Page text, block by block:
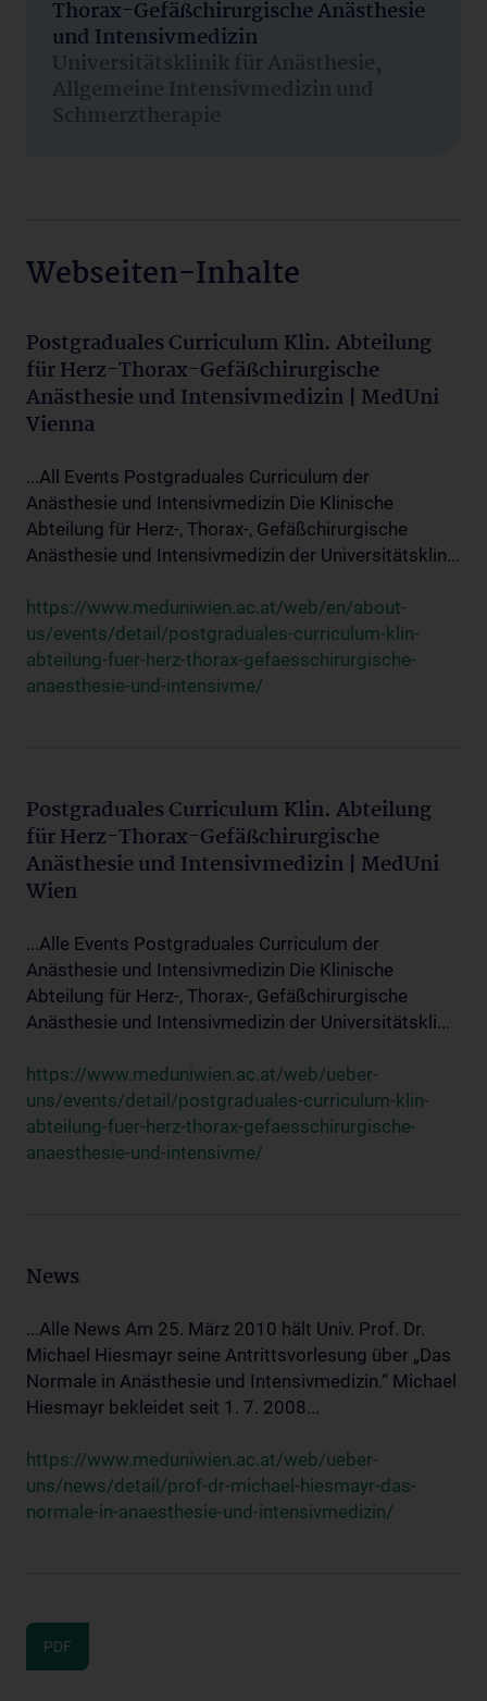
Thorax-Gefäßchirurgische Anästhesie
und Intensivmedizin
Universitätsklinik für Anästhesie,
Allgemeine Intensivmedizin und
Schmerztherapie
Webseiten-Inhalte
Postgraduales Curriculum Klin. Abteilung
für Herz-Thorax-Gefäßchirurgische
Anästhesie und Intensivmedizin | MedUni
Vienna
...All Events Postgraduales Curriculum der
Anästhesie und Intensivmedizin Die Klinische
Abteilung für Herz-, Thorax-, Gefäßchirurgische
Anästhesie und Intensivmedizin der Universitätsklin...
https://www.meduniwien.ac.at/web/en/about-
us/events/detail/postgraduales-curriculum-klin-
abteilung-fuer-herz-thorax-gefaesschirurgische-
anaesthesie-und-intensivme/
Postgraduales Curriculum Klin. Abteilung
für Herz-Thorax-Gefäßchirurgische
Anästhesie und Intensivmedizin | MedUni
Wien
...Alle Events Postgraduales Curriculum der
Anästhesie und Intensivmedizin Die Klinische
Abteilung für Herz-, Thorax-, Gefäßchirurgische
Anästhesie und Intensivmedizin der Universitätskli...
https://www.meduniwien.ac.at/web/ueber-
uns/events/detail/postgraduales-curriculum-klin-
abteilung-fuer-herz-thorax-gefaesschirurgische-
anaesthesie-und-intensivme/
News
...Alle News Am 25. März 2010 hält Univ. Prof. Dr.
Michael Hiesmayr seine Antrittsvorlesung über „Das
Normale in Anästhesie und Intensivmedizin.“ Michael
Hiesmayr bekleidet seit 1. 7. 2008...
https://www.meduniwien.ac.at/web/ueber-
uns/news/detail/prof-dr-michael-hiesmayr-das-
normale-in-anaesthesie-und-intensivmedizin/
PDF